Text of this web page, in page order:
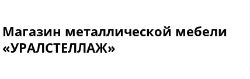
Магазин металлической мебели
«УРАЛСТЕЛЛАЖ»